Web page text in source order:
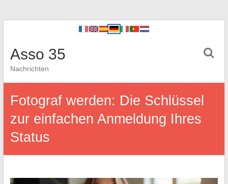
Asso 35
Nachrichten
Fotograf werden: Die Schlüssel
zur einfachen Anmeldung Ihres
Status